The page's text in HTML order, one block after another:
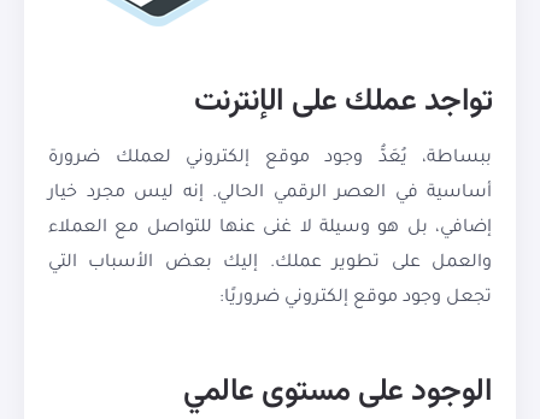
تواجد عملك على الإنترنت
ببساطة، يُعَدُّ وجود موقع إلكتروني لعملك ضرورة
أساسية في العصر الرقمي الحالي. إنه ليس مجرد خيار
إضافي، بل هو وسيلة لا غنى عنها للتواصل مع العملاء
والعمل على تطوير عملك. إليك بعض الأسباب التي
تجعل وجود موقع إلكتروني ضروريًا:
الوجود على مستوى عالمي